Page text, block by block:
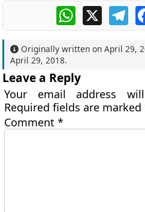
WhatsApp
X
Originally written onApril 29,
April 29, 2018.
Leave a Reply
Your email address
Required fields are marked
Comment*